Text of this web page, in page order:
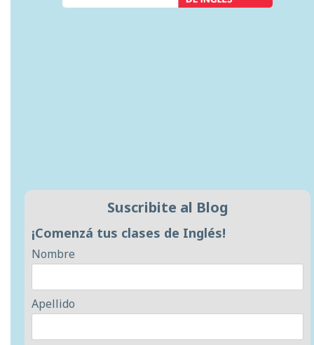
Suscribite al Blog
¡Comenzá tus clases de Inglés!
Nombre
Apellido